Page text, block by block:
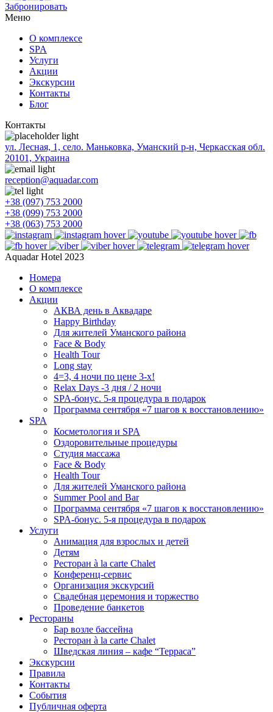
Забронировать
Меню
О комплексе
SPA
Услуги
Акции
Экскурсии
Контакты
Блог
Контакты
ул. Лесная, 1, село. Маньковка, Уманский р-н, Черкасская обл.
20101, Украина
reception@aquadar.com
+38 (097) 753 2000
+38 (099) 753 2000
+38 (063) 753 2000
Aquadar Hotel 2023
Номера
О комплексе
Акции
АКВА день в Аквадаре
Happy Birthday
Для жителей Уманского района
Face & Body
Health Tour
Long stay
4=3, 4 ночи по цене 3-х!
Relax Days -3 дня / 2 ночи
SPA-бонус. 5-я процедура в подарок
Программа сентября «7 шагов к восстановлению»
SPA
Косметология и SPA
Оздоровительные процедуры
Студия массажа
Face & Body
Health Tour
Для жителей Уманского района
Summer Pool and Bar
Программа сентября «7 шагов к восстановлению»
SPA-бонус. 5-я процедура в подарок
Услуги
Анимация для взрослых и детей
Детям
Ресторан à la carte Chalet
Конференц-сервис
Организация экскурсий
Свадебная церемония и торжество
Проведение банкетов
Рестораны
Бар возле бассейна
Ресторан à la carte Chalet
Шведская линия – кафе “Терраса”
Экскурсии
Правила
Контакты
События
Публичная оферта